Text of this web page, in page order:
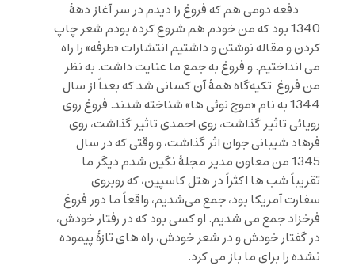
دفعه دومی هم که فروغ را دیدم در سر آغاز دهۀ
1340 بود که من خودم هم شروع کرده بودم شعر چاپ
کردن و مقاله نوشتن و داشتیم انتشارات «طرفه» را راه
می انداختیم. و فروغ به جمع ما عنایت داشت. به نظر
من فروغ تکیه‌گاه همۀ آن کسانی شد که بعداً از سال
1344 به نام «موج نوئی ها» شناخته شدند. فروغ روی
رویائی تاثیر گذاشت، روی احمدی تاثیر گذاشت، روی
فرهاد شیبانی جوان اثر گذاشت، و وقتی که در سال
1345 من معاون مدیر مجلۀ نگین شدم دیگر ما
تقریباً شب ها اکثراً در هتل کاسپین، که روبروی
سفارت آمریکا بود، جمع می‌شدیم، واقعاً ما دور فروغ
فرخزاد جمع می شدیم. او کسی بود که در رفتار خودش،
در گفتار خودش و در شعر خودش، راه های تازۀ پیموده
نشده را برای ما باز می کرد.